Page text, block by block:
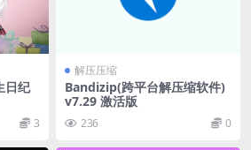
日纪
3
解压压缩
Bandizip(跨平台解压缩软件)
v7.29 激活版
236 0